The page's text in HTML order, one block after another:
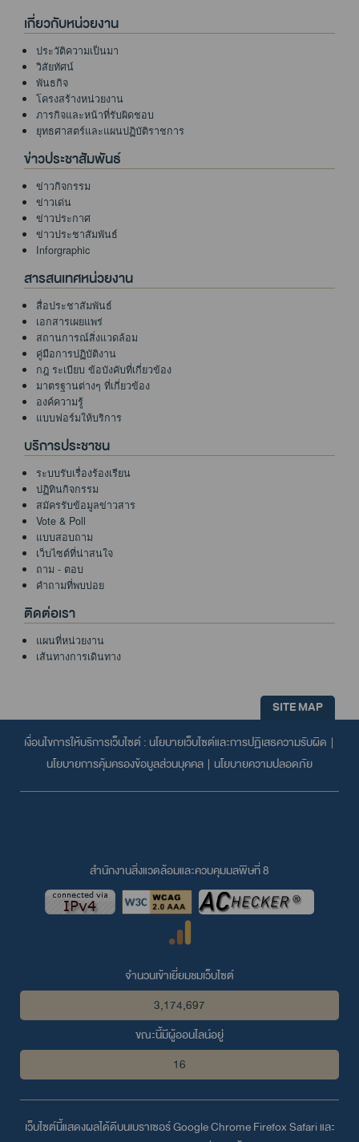
เกี่ยวกับหน่วยงาน
ประวัติความเป็นมา
วิสัยทัศน์
พันธกิจ
โครงสร้างหน่วยงาน
ภารกิจและหน้าที่รับผิดชอบ
ยุทธศาสตร์และแผนปฏิบัติราชการ
ข่าวประชาสัมพันธ์
ข่าวกิจกรรม
ข่าวเด่น
ข่าวประกาศ
ข่าวประชาสัมพันธ์
Inforgraphic
สารสนเทศหน่วยงาน
สื่อประชาสัมพันธ์
เอกสารเผยแพร่
สถานการณ์สิ่งแวดล้อม
คู่มือการปฏิบัติงาน
กฎ ระเบียบ ข้อบังคับที่เกี่ยวข้อง
มาตรฐานต่างๆ ที่เกี่ยวข้อง
องค์ความรู้
แบบฟอร์มให้บริการ
บริการประชาชน
ระบบรับเรื่องร้องเรียน
ปฏิทินกิจกรรม
สมัครรับข้อมูลข่าวสาร
Vote & Poll
แบบสอบถาม
เว็บไซต์ที่น่าสนใจ
ถาม - ตอบ
คำถามที่พบบ่อย
ติดต่อเรา
แผนที่หน่วยงาน
เส้นทางการเดินทาง
SITE MAP
เงื่อนไขการให้บริการเว็บไซต์ : นโยบายเว็บไซต์และการปฏิเสธความรับผิด |
นโยบายการคุ้มครองข้อมูลส่วนบุคคล | นโยบายความปลอดภัย
สำนักงานสิ่งแวดล้อมและควบคุมมลพิษที่ 8
จำนวนเข้าเยี่ยมชมเว็บไซต์
3,174,697
ขณะนี้มีผู้ออนไลน์อยู่
16
เว็บไซต์นี้แสดงผลได้ดีบนเบราเซอร์Google ChromeFirefoxSafariและ